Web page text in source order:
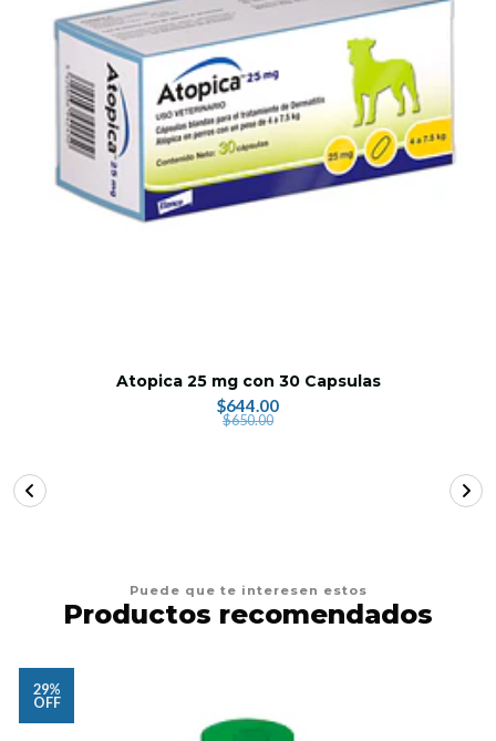
Atopica 25 mg con 30 Capsulas
$644.00
$650.00
Puede que te interesen estos
Productos recomendados
29%
OFF